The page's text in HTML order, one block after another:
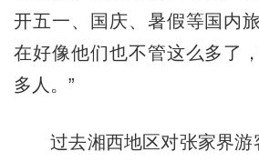
开五一、国庆、暑假等国内
在好像他们也不管这么多了
多人。”
过去湘西地区对张家界游